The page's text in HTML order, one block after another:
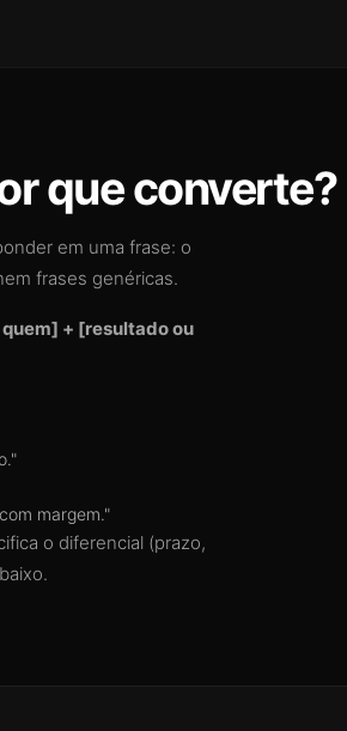
que converte?
em uma frase: o
frases genéricas.
+ [resultado ou
margem."
o diferencial (prazo,